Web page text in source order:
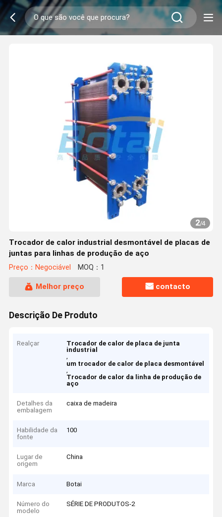
2/4
Trocador de calor industrial desmontável de placas de
juntas para linhas de produção de aço
Preço：Negociável MOQ：1
Melhor preço contacto
Descrição De Produto
Realçar
Trocador de calor de placa de junta
industrial
,
um trocador de calor de placa desmontável
,
Trocador de calor da linha de produção de
aço
Detalhes da
embalagem
caixa de madeira
Habilidade da
fonte
100
Lugar de
origem
China
Marca Botai
Número do
modelo
SÉRIE DE PRODUTOS-2